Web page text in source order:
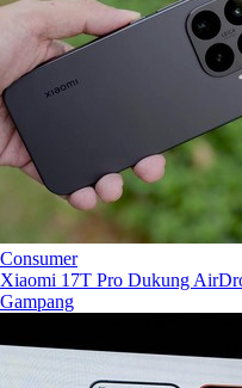
Consumer
Xiaomi 17T Pro Dukung
Gampang